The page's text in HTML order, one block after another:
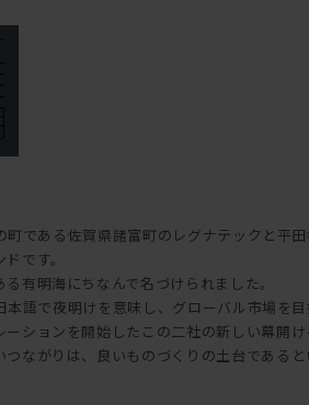
である佐賀県諸富町のレグナテックと平
です。
有明海にちなんで名づけられました。
本語で夜明けを意味し、グローバル市場を
ーションを開始したこの二社の新しい幕開け
つながりは、良いものづくりの土台である